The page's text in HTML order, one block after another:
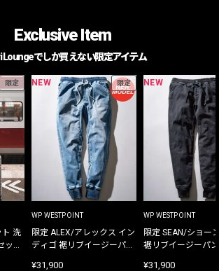
Exclusive Item
Loungeでしか買えない限定アイテム
限定
ト 洗
ト
NEW 限定
WP WESTPOINT
限定 ALEX/アレックス イン
ディゴ 裾リブイージーパン
¥31,900
NEW
WP WESTPOINT
限定 SEAN/ショー
裾リブイージーパ
¥31,900